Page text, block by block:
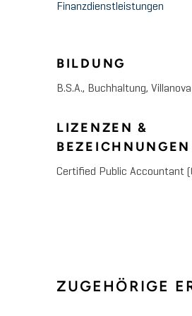
Finanzdienstleistungen
BILDUNG
B.S.A., Buchhaltung,
LIZENZEN &
BEZEICHNUNGEN
Certified Public Accountant
ZUGEHÖRIGE